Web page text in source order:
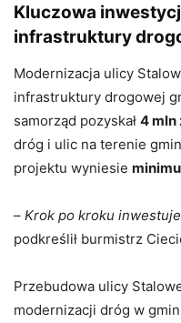
Kluczowa
infrastruktury
Modernizacja ulicy
infrastruktury drogowej
samorząd pozyskał 4 mln
dróg i ulic na terenie
projektu wyniesie
– Krok po kroku
podkreślił burmistrz
Przebudowa ulicy
modernizacji dróg w